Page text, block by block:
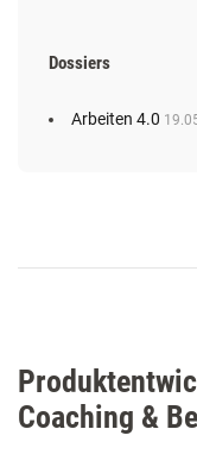
Dossiers
Arbeiten 4.0
Coaching &